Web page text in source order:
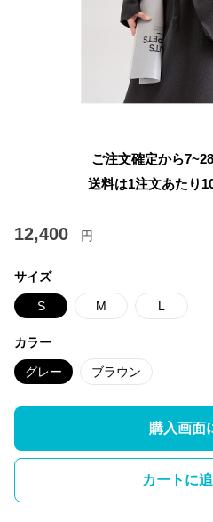
ご注文確定から
送料は1注文あたり
12,400 円
サイズ
S M L
カラー
グレー ブラウン
購入画面
カートに